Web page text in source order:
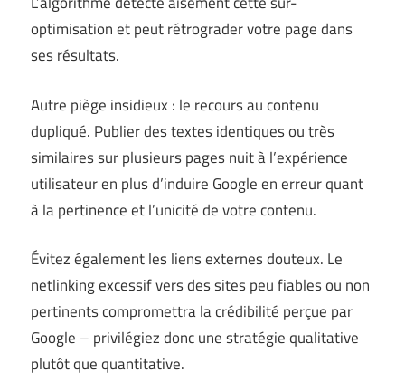
optimisation et peut rétrograder votre page dans
ses résultats.
Autre piège insidieux : le recours au contenu
dupliqué. Publier des textes identiques ou très
similaires sur plusieurs pages nuit à l’expérience
utilisateur en plus d’induire Google en erreur quant
à la pertinence et l’unicité de votre contenu.
Évitez également les liens externes douteux. Le
netlinking excessif vers des sites peu fiables ou non
pertinents compromettra la crédibilité perçue par
Google – privilégiez donc une stratégie qualitative
plutôt que quantitative.